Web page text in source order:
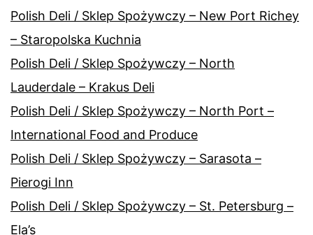
Polish Deli / Sklep Spożywczy – New Port Richey
– Staropolska Kuchnia
Polish Deli / Sklep Spożywczy – North
Lauderdale – Krakus Deli
Polish Deli / Sklep Spożywczy – North Port –
International Food and Produce
Polish Deli / Sklep Spożywczy – Sarasota –
Pierogi Inn
Polish Deli / Sklep Spożywczy – St. Petersburg –
Ela’s